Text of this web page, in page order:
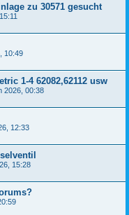
zu 30571 gesucht
10:49
1-4 62082,62112 usw
2026, 00:38
12:33
15:28